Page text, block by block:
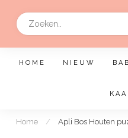
HOME NIEUW
Home / Apli Bos Houten